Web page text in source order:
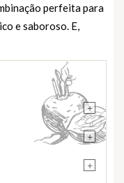
perfeita para
e saboroso. E,
+
+
+